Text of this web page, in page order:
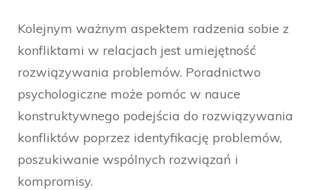
Kolejnym ważnym aspektem radzenia sobie z
konfliktami w relacjach jest umiejętność
rozwiązywania problemów. Poradnictwo
psychologiczne może pomóc w nauce
konstruktywnego podejścia do rozwiązywania
konfliktów poprzez identyfikację problemów,
poszukiwanie wspólnych rozwiązań i
kompromisy.